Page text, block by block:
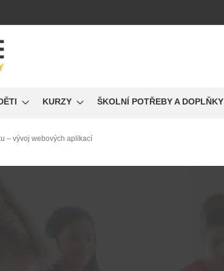
KURZY ŠKOLNÍ POTŘEBY A DOPLŇKY
– vývoj webových aplikací